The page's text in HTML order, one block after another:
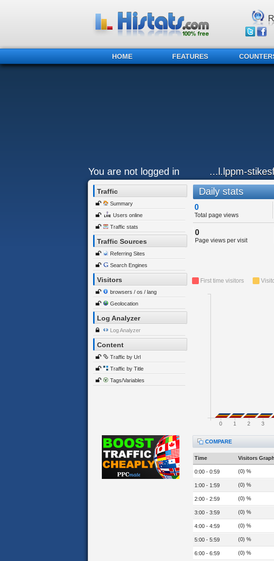
HOME FEATURES
You are not logged in ...l.lppm-
Traffic
Summary
Users online
Traffic stats
Traffic Sources
Referring Sites
Search Engines
Visitors
browsers / os / lang
Geolocation
Log Analyzer
Log Analyzer
Content
Traffic by Url
Traffic by Title
Tags/Variables
Daily stats
0
Total page views
0
Page views per visit
First time visitors
0 1 2 3
COMPARE
Time Visitors Graph
0:00 - 0:59 (0) %
1:00 - 1:59 (0) %
2:00 - 2:59 (0) %
3:00 - 3:59 (0) %
4:00 - 4:59 (0) %
5:00 - 5:59 (0) %
6:00 - 6:59 (0) %